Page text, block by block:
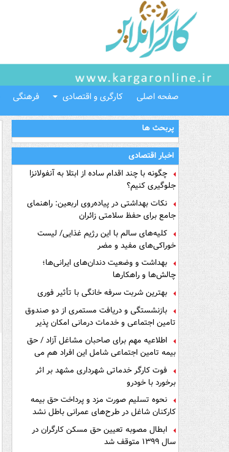
صفحه اصلی کارگری و اقتصادی فرهنگی
پربحث ها
اخبار اقتصادی
چگونه با چند اقدام ساده از ابتلا به آنفولانزا
جلوگیری کنیم؟
نکات بهداشتی در پیاده‌روی اربعین: راهنمای
جامع برای حفظ سلامتی زائران
کلیه‌های سالم با این رژیم غذایی/ لیست
خوراکی‌های مفید و مضر
بهداشت و وضعیت دندان‌های ایرانی‌ها؛
چالش‌ها و راهکارها
بهترین شربت سرفه خانگی با تأثیر فوری
بازنشستگی و دریافت مستمری از دو صندوق
تامین اجتماعی و خدمات درمانی امکان پذیر
است ؟
اطلاعیه مهم برای صاحبان مشاغل آزاد / حق
بیمه تامین اجتماعی شامل این افراد هم می
شودفوت کارگر خدماتی شهرداری مشهد بر اثر
برخورد با خودرو
نحوه تسلیم صورت مزد و پرداخت حق بیمه
کارکنان شاغل در طرح‌های عمرانی باطل نشد
ابطال مصوبه تعیین حق مسکن کارگران در
سال ۱۳۹۹ متوقف شد